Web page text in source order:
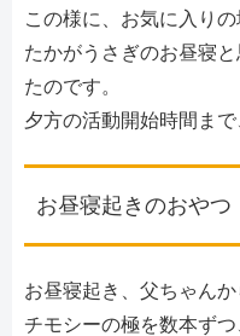
この様に、お気に入り
たかがうさぎのお昼寝
たのです。
夕方の活動開始時間ま
お昼寝起きのおやつ
お昼寝起き、父ちゃん
チモシーの極を数本ずつ